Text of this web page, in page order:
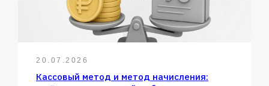
20.07.2026
Кассовый метод и метод начисления: